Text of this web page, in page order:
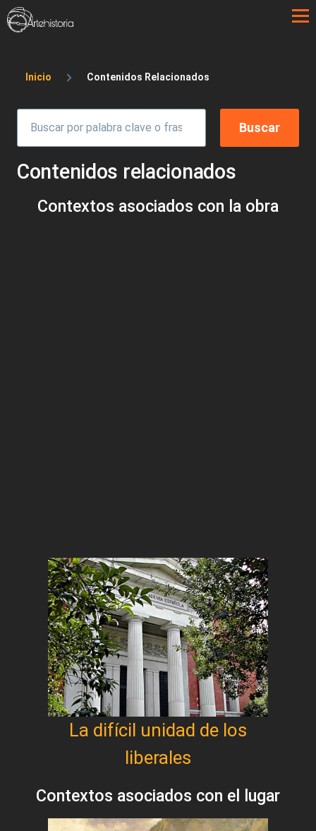
Pasar al contenido principal
Sobrescribir enlaces de ayuda a la
Inicio Contenidos Relacionados
Contenidos relacionados
Contextos asociados con la obra
La difícil unidad de los
liberales
Contextos asociados con el lugar